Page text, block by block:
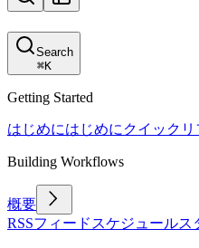
Search
⌘K
Getting Started
はじめにはじめに クイック
Building Workflows
概要
RSSフィード スケジュールス